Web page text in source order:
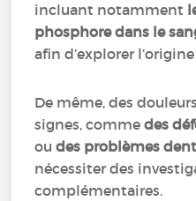
incluant notamment
phosphore dans le
afin d’explorer
De même, des
signes, commedes
oudes problèmes
nécessiter des
complémentaires.